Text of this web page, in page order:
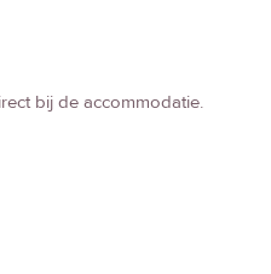
bij de accommodatie.